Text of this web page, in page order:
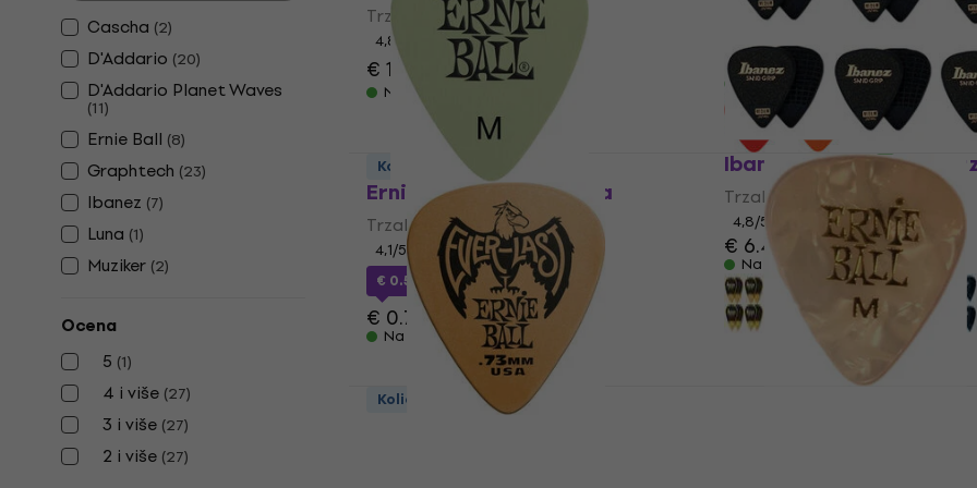
Cascha (2)
D'Addario (20)
D'Addario Planet Waves
(11)
Ernie Ball (8)
Graphtech (23)
Ibanez (7)
Luna (1)
Muziker (2)
Ocena
5 (1)
4 i više (27)
3 i više (27)
2 i više (27)
Trzalica
4,8
€ 10.10 € 15.90
- 36 %
Na stanju u skladištu
Trzalica
/5
€ 0.39 € 0.59
Na stanju u skladištu
Ernie Ball 9225 Trzalica
Trzalica
4,1/5
€ 0.51
sa kodomMUZMUZ-35
€ 0.79
Na stanju u skladištu
Ibanez PPA14MSG-BK
Trzalica
4,8/5
€ 6.49 € 7.29
Na stanju u skladištu
Količinski popust
Ernie Ball P376162 Trzalica
Ernie Ball P374414
Količinski popust